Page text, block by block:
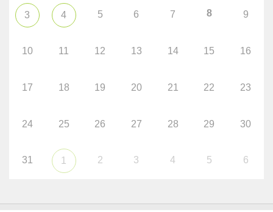
3 4 5 6 7 8 9
10 11 12 13 14 15 16
17 18 19 20 21 22 23
24 25 26 27 28 29 30
31 1 2 3 4 5 6